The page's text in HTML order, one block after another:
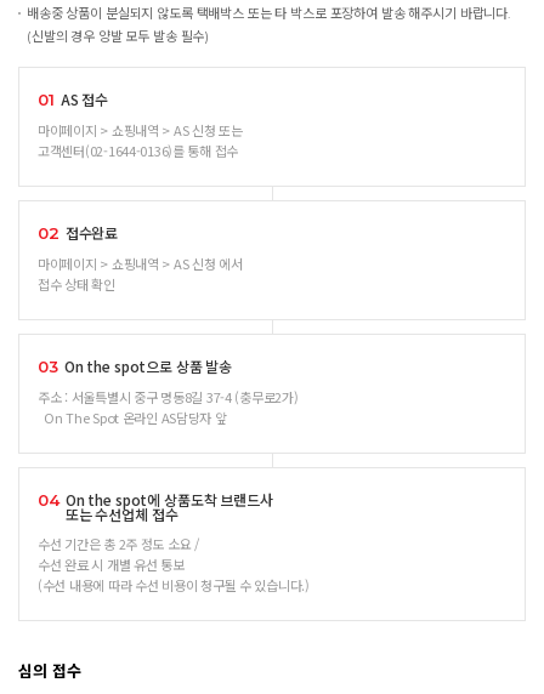
배송중 상품이 분실되지 않도록 택배박스 또는 타 박스로 포장하여 발송 해주시기 바랍니다.
(신발의 경우 양발 모두 발송 필수)
01 AS 접수
마이페이지 > 쇼핑내역 > AS 신청 또는
고객센터(02-1644-0136)를 통해 접수
02 접수완료
마이페이지 > 쇼핑내역 > AS 신청 에서
접수 상태 확인
03 On the spot으로 상품 발송
주소 : 서울특별시 중구 명동8길 37-4 (충무로2가)
On The Spot 온라인 AS담당자 앞
04 On the spot에 상품도착 브랜드사
또는 수선업체 접수
수선 기간은 총 2주 정도 소요 /
수선 완료 시 개별 유선 통보
(수선 내용에 따라 수선 비용이 청구될 수 있습니다.)
심의 접수